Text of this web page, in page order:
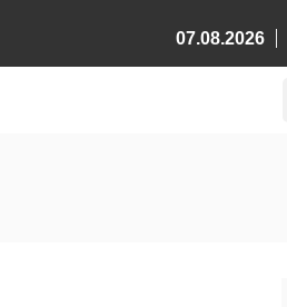
07.08.2026